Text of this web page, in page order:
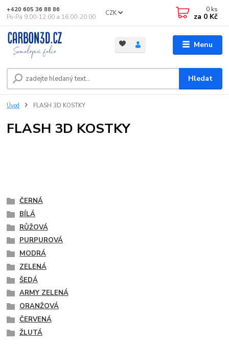
Menu
CZK
Hledat
+420 605 36 88 86
Po-Pá 9.00-12.00 a 16.00-20.00
0 ks
za 0 Kč
Úvod FLASH 3D KOSTKY
FLASH 3D KOSTKY
ČERNÁ
BÍLÁ
RŮŽOVÁ
PURPUROVÁ
MODRÁ
ZELENÁ
ŠEDÁ
ARMY ZELENÁ
ORANŽOVÁ
ČERVENÁ
ŽLUTÁ